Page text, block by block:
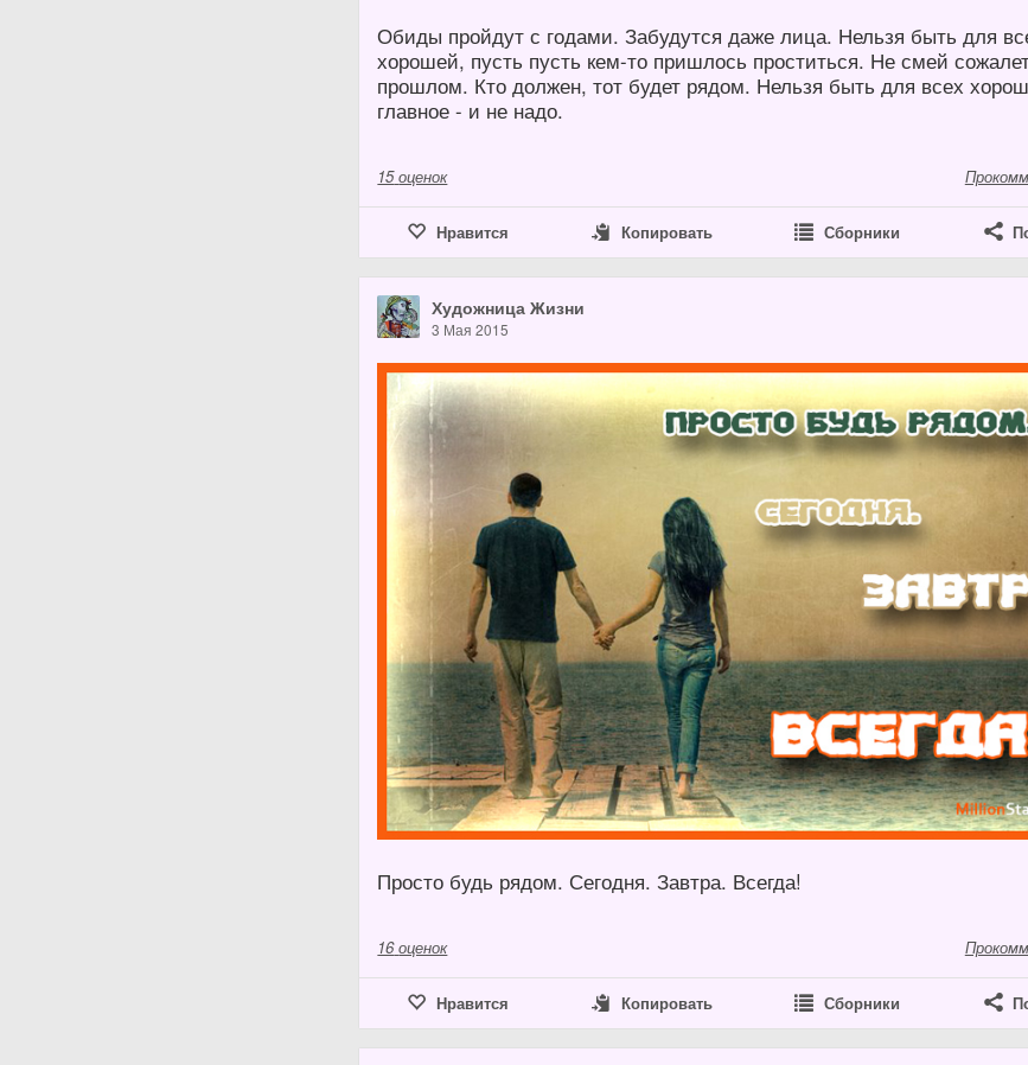
Обиды пройдут с годами. Забудутся даже лица. Нельзя быть для
хорошей, пусть пусть кем-то пришлось проститься. Не смей
прошлом. Кто должен, тот будет рядом. Нельзя быть для всех
главное - и не надо.
15 оценок
Нравится Копировать Сборники
Художница Жизни
3 Мая 2015
Просто будь рядом. Сегодня. Завтра. Всегда!
16 оценок
Нравится Копировать Сборники